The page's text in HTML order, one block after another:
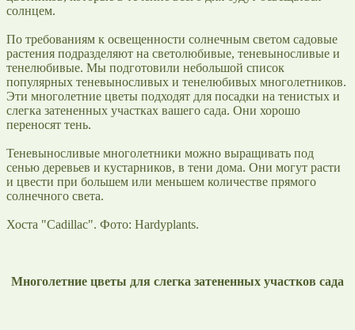
солнцем.
По требованиям к освещенности солнечным светом садовые
растения подразделяют на светолюбивые, теневыносливые и
тенелюбивые. Мы подготовили небольшой список
популярных теневыносливых и тенелюбивых многолетников.
Эти многолетние цветы подходят для посадки на тенистых и
слегка затененных участках вашего сада. Они хорошо
переносят тень.
Теневыносливые многолетники можно выращивать под
сенью деревьев и кустарников, в тени дома. Они могут расти
и цвести при большем или меньшем количестве прямого
солнечного света.
Хоста "Cadillac". Фото: Hardyplants.
Многолетние цветы для слегка затененных участков сада